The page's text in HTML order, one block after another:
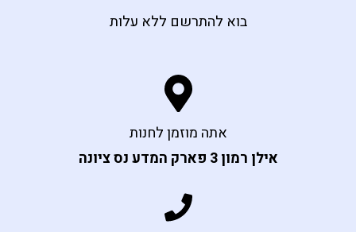
בוא להתרשם ללא עלות
אתה מוזמן לחנות
אילן רמון 3 פארק המדע נס ציונה